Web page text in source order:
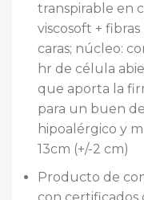
transpirable en
viscosoft +
caras; núcleo:
hr de célula
que aporta la
para un buen
hipoalérgico y
13cm (+/-2 cm)
Producto de